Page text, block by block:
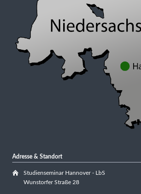
Adresse & Standort
Studienseminar Hannover - LbS
Wunstorfer Straße 28